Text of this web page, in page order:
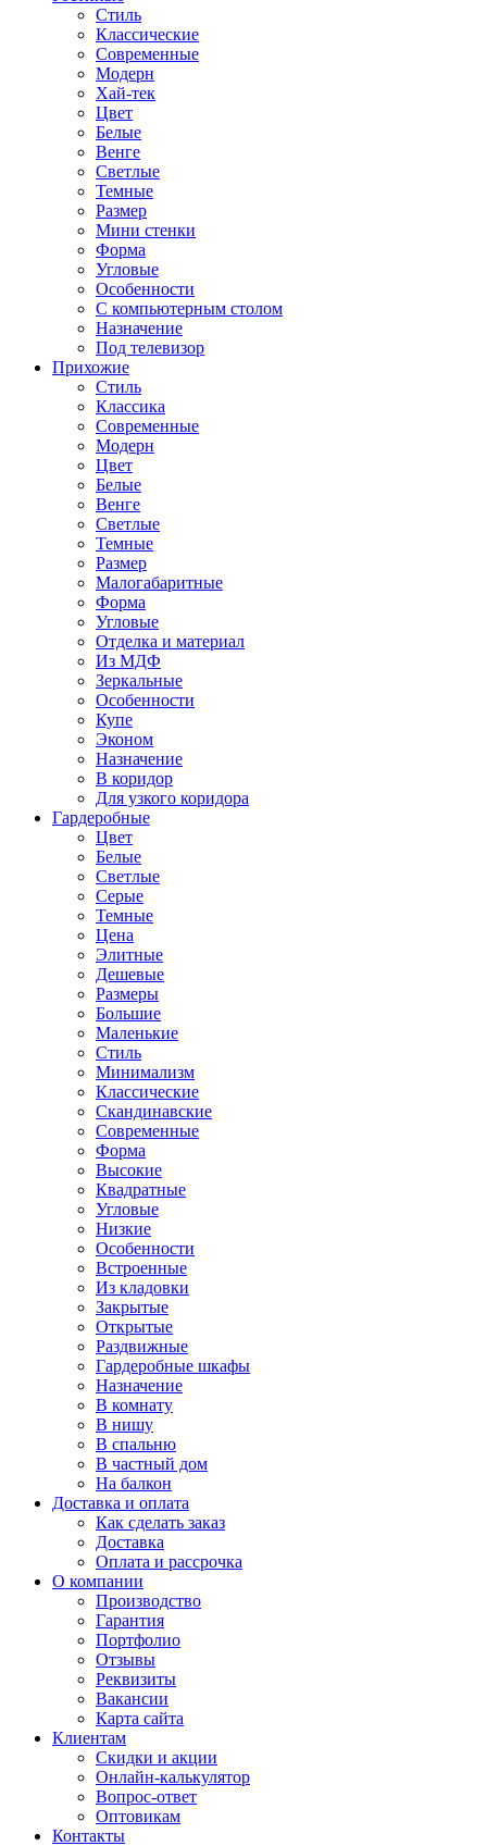
Стиль
Классические
Современные
Модерн
Хай-тек
Цвет
Белые
Венге
Светлые
Темные
Размер
Мини стенки
Форма
Угловые
Особенности
С компьютерным столом
Назначение
Под телевизор
Прихожие
Стиль
Классика
Современные
Модерн
Цвет
Белые
Венге
Светлые
Темные
Размер
Малогабаритные
Форма
Угловые
Отделка и материал
Из МДФ
Зеркальные
Особенности
Купе
Эконом
Назначение
В коридор
Для узкого коридора
Гардеробные
Цвет
Белые
Светлые
Серые
Темные
Цена
Элитные
Дешевые
Размеры
Большие
Маленькие
Стиль
Минимализм
Классические
Скандинавские
Современные
Форма
Высокие
Квадратные
Угловые
Низкие
Особенности
Встроенные
Из кладовки
Закрытые
Открытые
Раздвижные
Гардеробные шкафы
Назначение
В комнату
В нишу
В спальню
В частный дом
На балкон
Доставка и оплата
Как сделать заказ
Доставка
Оплата и рассрочка
О компании
Производство
Гарантия
Портфолио
Отзывы
Реквизиты
Вакансии
Карта сайта
Клиентам
Скидки и акции
Онлайн-калькулятор
Вопрос-ответ
Оптовикам
Контакты